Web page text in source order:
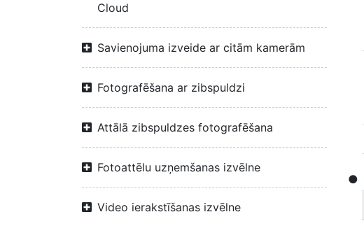
Cloud
Savienojuma izveide ar citām kamerām
Fotografēšana ar zibspuldzi
Attālā zibspuldzes fotografēšana
Fotoattēlu uzņemšanas izvēlne
Video ierakstīšanas izvēlne